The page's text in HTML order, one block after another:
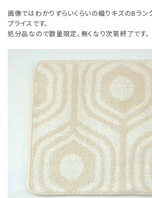
画像ではわかりずらいくらいの織りキズのBラン
プライスです。
処分品なので数量限定。無くなり次第終了です。